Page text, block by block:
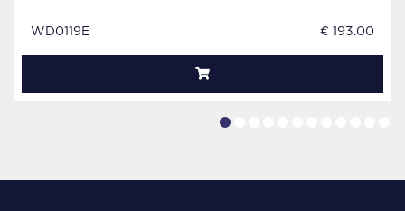
WD0119E € 193.00